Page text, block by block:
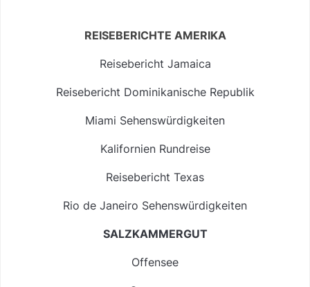
REISEBERICHTE AMERIKA
Reisebericht Jamaica
Reisebericht Dominikanische Republik
Miami Sehenswürdigkeiten
Kalifornien Rundreise
Reisebericht Texas
Rio de Janeiro Sehenswürdigkeiten
SALZKAMMERGUT
Offensee